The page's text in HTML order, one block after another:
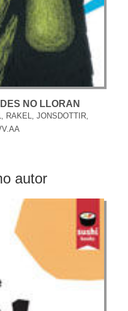
NO LLORAN
RAKEL, JONSDOTTIR,
autor